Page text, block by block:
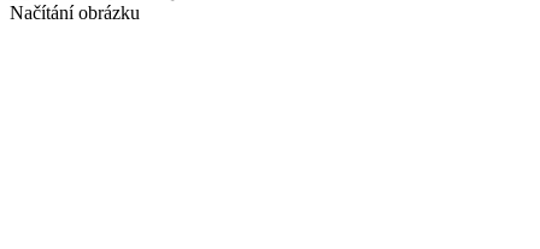
Načítání obrázku